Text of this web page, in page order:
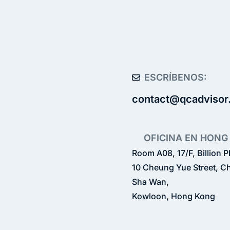
ESCRÍBENOS:
OFICINA EN
Room A08, 17/F, Billion
10 Cheung Yue Street,
Sha Wan,
Kowloon, Hong Kong